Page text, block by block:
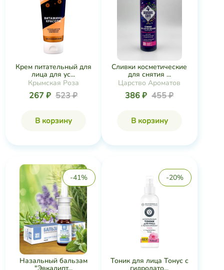
Крем питательный для
лица для ус...
Крымская Роза
267 ₽ 523 ₽
В корзину
Сливки косметические
для снятия ...
Царство Ароматов
386 ₽ 455 ₽
В корзину
-41%
Назальный бальзам
"Эвкалипт...
-20%
Тоник для лица Тонус с
гидролато...